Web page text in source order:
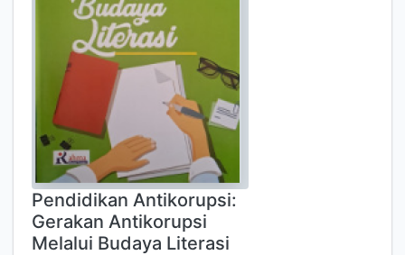
Pendidikan Antikorupsi:
Gerakan Antikorupsi
Melalui Budaya Literasi